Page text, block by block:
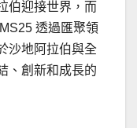
伯迎接世界，而
透過匯聚領
沙地阿拉伯與全
、創新和成長的